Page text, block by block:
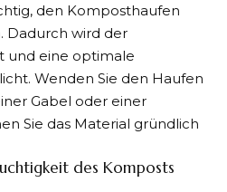
den Komposthaufen
Dadurch wird der
und eine optimale
Wenden Sie den Haufen
Gabel oder einer
Sie das Material gründlich
des Komposts